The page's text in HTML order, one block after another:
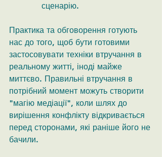
сценарію.
Практика та обговорення готують
нас до того, щоб бути готовими
застосовувати техніки втручання в
реальному житті, іноді майже
миттєво. Правильні втручання в
потрібний момент можуть створити
"магію медіації", коли шлях до
вирішення конфлікту відкривається
перед сторонами, які раніше його не
бачили.